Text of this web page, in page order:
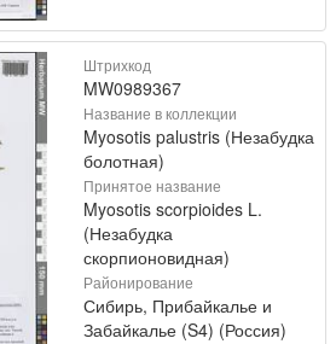
Штрихкод
MW0989367
Название в коллекции
Myosotis palustris (Незабудка
болотная)
Принятое название
Myosotis scorpioides L.
(Незабудка
скорпионовидная)
Районирование
Сибирь, Прибайкалье и
Забайкалье (S4) (Россия)